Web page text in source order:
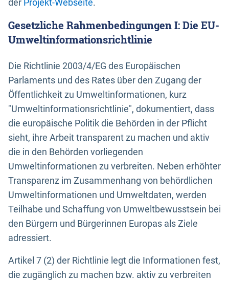
der Projekt-Webseite.
Gesetzliche Rahmenbedingungen I: Die EU-
Umweltinformationsrichtlinie
Die Richtlinie 2003/4/EG des Europäischen
Parlaments und des Rates über den Zugang der
Öffentlichkeit zu Umweltinformationen, kurz
"Umweltinformationsrichtlinie", dokumentiert, dass
die europäische Politik die Behörden in der Pflicht
sieht, ihre Arbeit transparent zu machen und aktiv
die in den Behörden vorliegenden
Umweltinformationen zu verbreiten. Neben erhöhter
Transparenz im Zusammenhang von behördlichen
Umweltinformationen und Umweltdaten, werden
Teilhabe und Schaffung von Umweltbewusstsein bei
den Bürgern und Bürgerinnen Europas als Ziele
adressiert.
Artikel 7 (2) der Richtlinie legt die Informationen fest,
die zugänglich zu machen bzw. aktiv zu verbreiten